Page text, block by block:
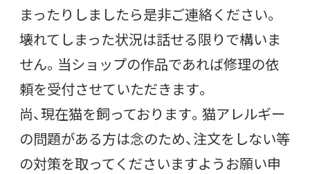
まったりしましたら是非ご連絡ください。
壊れてしまった状況は話せる限りで構いま
せん。当ショップの作品であれば修理の依
頼を受付させていただきます。
尚、現在猫を飼っております。猫アレルギー
の問題がある方は念のため、注文をしない等
の対策を取ってくださいますようお願い申